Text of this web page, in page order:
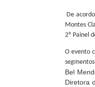
De
Montes
2º Painel
O evento
Bel
Diretora